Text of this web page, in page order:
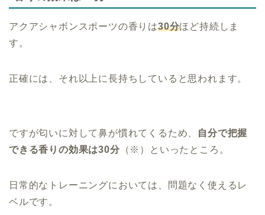
アクアシャボンスポーツの香りは30分ほど持続しま
す。
正確には、それ以上に長持ちしていると思われます。
ですが匂いに対して鼻が慣れてくるため、
自分で把握
できる香りの効果は30分 （※）といったところ。
日常的なトレーニングにおいては、問題なく使えるレ
ベルです。